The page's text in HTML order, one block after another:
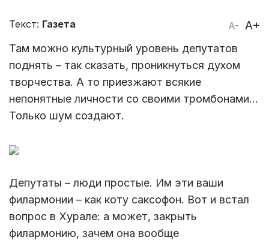
A- A+
Текст: Газета
Там можно культурный уровень депутатов
поднять – так сказать, проникнуться духом
творчества. А то приезжают всякие
непонятные личности со своими тромбонами…
Только шум создают.
Депутаты – люди простые. Им эти ваши
филармонии – как коту саксофон. Вот и встал
вопрос в Хурале: а может, закрыть
филармонию, зачем она вообще